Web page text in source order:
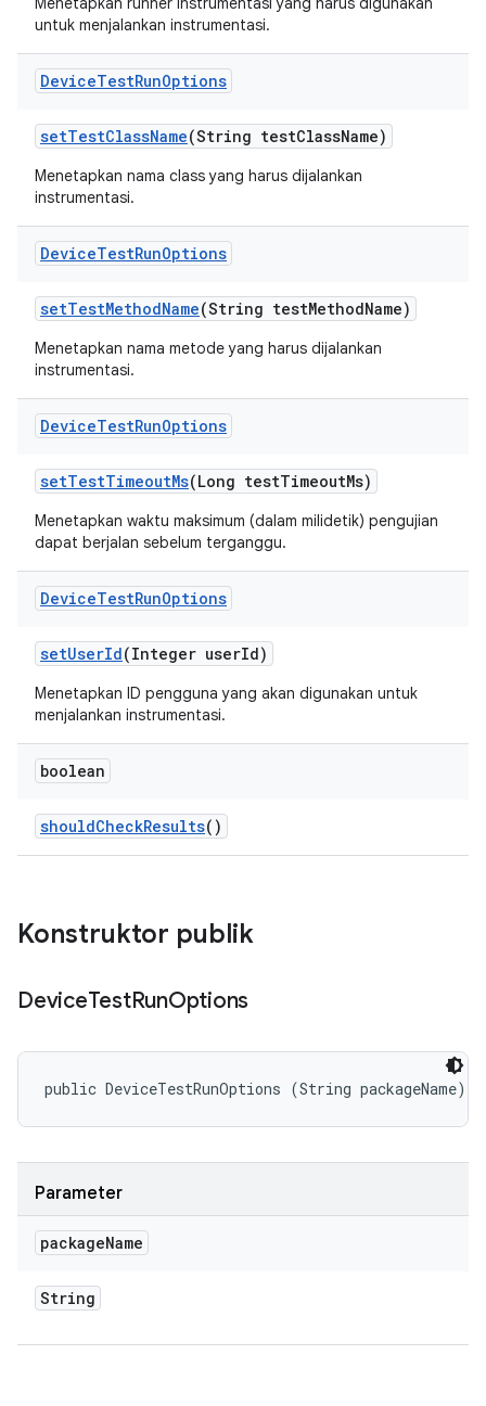
untuk menjalankan instrumentasi.
DeviceTestRunOptions
setTestClassName(String testClassName)
Menetapkan nama class yang harus dijalankan
instrumentasi.
DeviceTestRunOptions
setTestMethodName(String testMethodName)
Menetapkan nama metode yang harus dijalankan
instrumentasi.
DeviceTestRunOptions
setTestTimeoutMs(Long testTimeoutMs)
Menetapkan waktu maksimum (dalam milidetik) pengujian
dapat berjalan sebelum terganggu.
DeviceTestRunOptions
setUserId(Integer userId)
Menetapkan ID pengguna yang akan digunakan untuk
menjalankan instrumentasi.
boolean
shouldCheckResults()
Konstruktor publik
DeviceTestRunOptions
public DeviceTestRunOptions (String packageName)
Parameter
packageName
String